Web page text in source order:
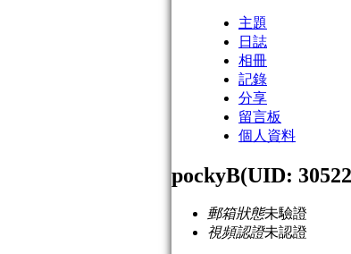
主題
日誌
相冊
記錄
分享
留言板
個人資料
pockyB(UID:
郵箱狀態未驗證
視頻認證未認證